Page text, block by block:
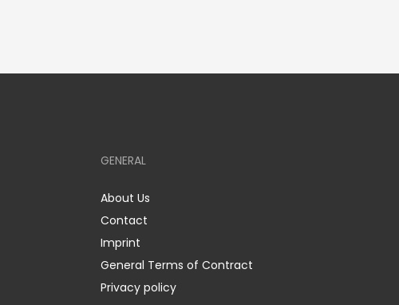
GENERAL
About Us
Contact
Imprint
General Terms of Contract
Privacy policy